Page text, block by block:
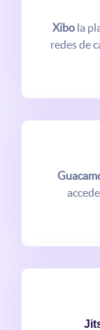
Xibo la
redes de